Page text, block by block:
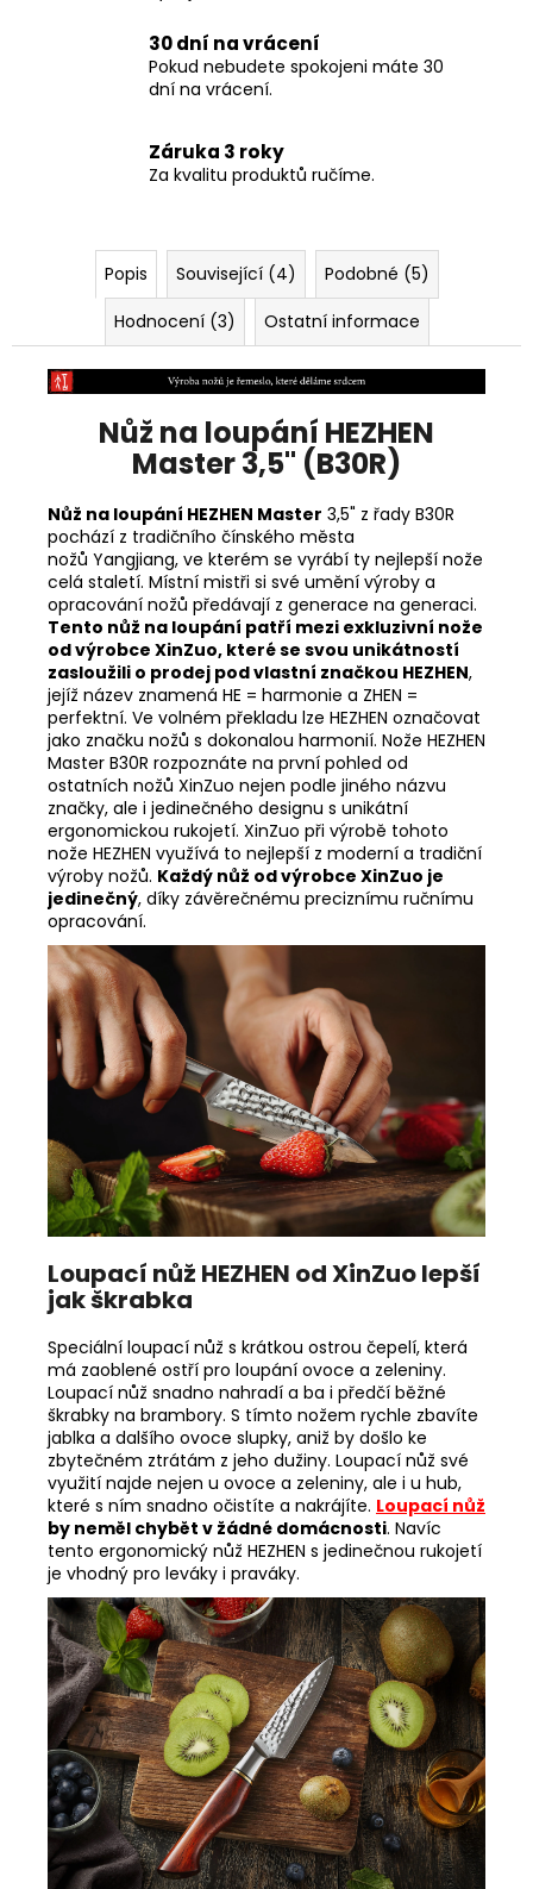
30 dní na vrácení
Pokud nebudete spokojeni máte 30
dní na vrácení.
Záruka 3 roky
Za kvalitu produktů ručíme.
Popis Související (4)
Podobné (5)
Hodnocení (3)
Ostatní informace
Nůž na loupání HEZHEN
Master 3,5" (B30R)
Nůž na loupání HEZHEN Master 3,5" z řady B30R
pochází z tradičního čínského města
nožů Yangjiang, ve kterém se vyrábí ty nejlepší nože
celá staletí. Místní mistři si své umění výroby a
opracování nožů předávají z generace na generaci.
Tento nůž na loupání patří mezi exkluzivní nože
od výrobce XinZuo, které se svou unikátností
zasloužili o prodej pod vlastní značkou HEZHEN,
jejíž název znamená HE = harmonie a ZHEN =
perfektní. Ve volném překladu lze HEZHEN označovat
jako značku nožů s dokonalou harmonií. Nože HEZHEN
Master B30R rozpoznáte na první pohled od
ostatních nožů XinZuo nejen podle jiného názvu
značky, ale i jedinečného designu s unikátní
ergonomickou rukojetí. XinZuo při výrobě tohoto
nože HEZHEN využívá to nejlepší z moderní a tradiční
výroby nožů. Každý nůž od výrobce XinZuo je
jedinečný, díky závěrečnému preciznímu ručnímu
opracování.
Loupací nůž HEZHEN od XinZuo lepší
jak škrabka
Speciální loupací nůž s krátkou ostrou čepelí, která
má zaoblené ostří pro loupání ovoce a zeleniny.
Loupací nůž snadno nahradí a ba i předčí běžné
škrabky na brambory. S tímto nožem rychle zbavíte
jablka a dalšího ovoce slupky, aniž by došlo ke
zbytečném ztrátám z jeho dužiny. Loupací nůž své
využití najde nejen u ovoce a zeleniny, ale i u hub,
které s ním snadno očistíte a nakrájíte. Loupací nůž
by neměl chybět v žádné domácnosti. Navíc
tento ergonomický nůž HEZHEN s jedinečnou rukojetí
je vhodný pro leváky i praváky.